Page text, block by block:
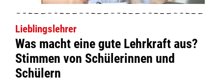
Lieblingslehrer
Was macht eine gute Lehrkraft aus?
Stimmen von Schülerinnen und
Schülern